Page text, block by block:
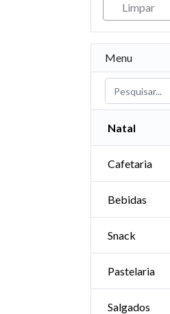
Limpar
Menu
Natal
Cafetaria
Bebidas
Snack
Pastelaria
Salgados